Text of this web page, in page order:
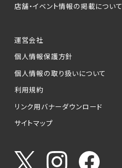
店舗・イベント情報の掲載について
運営会社
個人情報保護方針
個人情報の取り扱いについて
利用規約
リンク用バナーダウンロード
サイトマップ